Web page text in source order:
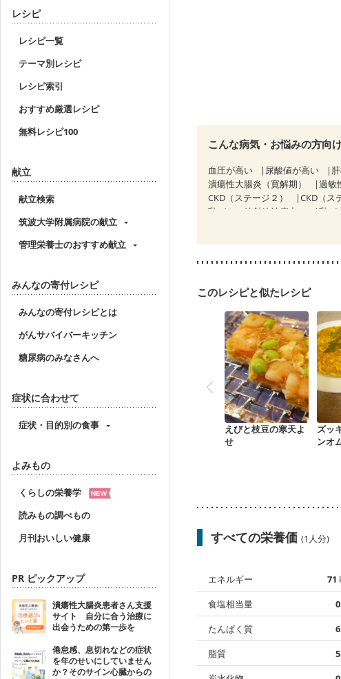
レシピ
レシピ一覧
テーマ別レシピ
レシピ索引
おすすめ厳選レシピ
無料レシピ100
献立
献立検索
筑波大学附属病院の献立
管理栄養士のおすすめ献立
みんなの寄付レシピ
みんなの寄付レシピとは
がんサバイバーキッチン
糖尿病のみなさんへ
症状に合わせて
症状・目的別の食事
よみもの
くらしの栄養学
読みもの調べもの
月刊おいしい健康
PR ピックアップ
潰瘍性大腸炎患者さん支援
サイト 自分に合う治療に
出会うための第一歩を
倦怠感、息切れなどの症状
を年のせいにしていません
か？そのサイン心臓からの
こんな病気・お悩みの方向
血圧が高い 尿酸値が高い
潰瘍性大腸炎（寛解期）
過敏
CKD（ステージ２）
CKD（ス
乳がん（放射線治療中）
乳が
貧血対策
ニキビ・肌荒れ
このレシピと似たレシピ
えびと枝豆の寒天よ
せ
ズッ
ンオ
すべての栄養価 (1人分)
エネルギー 71
食塩相当量
たんぱく質
脂質